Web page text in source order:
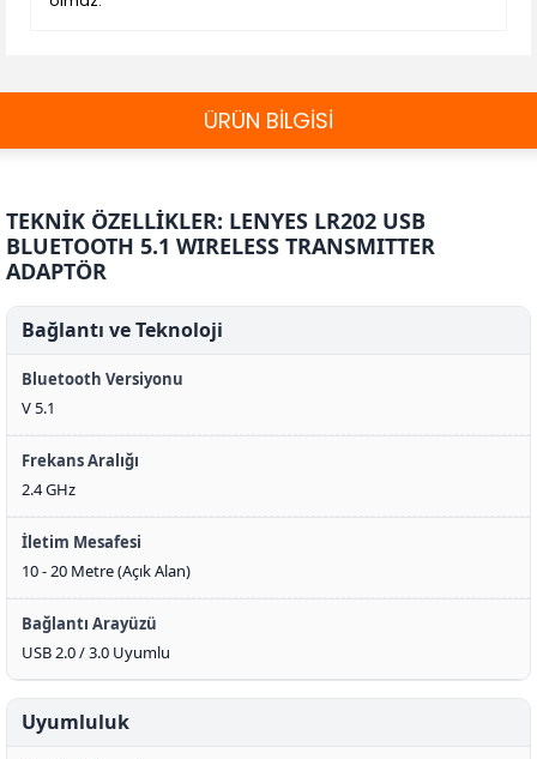
ÜRÜN BİLGİSİ
TEKNİK ÖZELLİKLER: LENYES LR202 USB
BLUETOOTH 5.1 WIRELESS TRANSMITTER
ADAPTÖR
Bağlantı ve Teknoloji
Bluetooth Versiyonu
V 5.1
Frekans Aralığı
2.4 GHz
İletim Mesafesi
10 - 20 Metre (Açık Alan)
Bağlantı Arayüzü
USB 2.0 / 3.0 Uyumlu
Uyumluluk